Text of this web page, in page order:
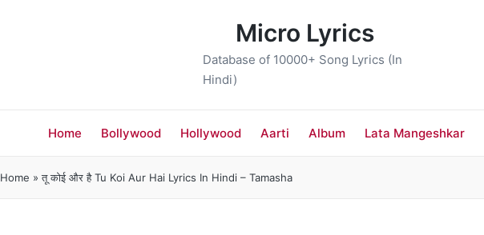
Micro Lyrics
Database of 10000+ Song Lyrics (In
Hindi)
Home Bollywood Hollywood Aarti Album Lata Mangeshkar
Home »तू कोई और है Tu Koi Aur Hai Lyrics In Hindi – Tamasha